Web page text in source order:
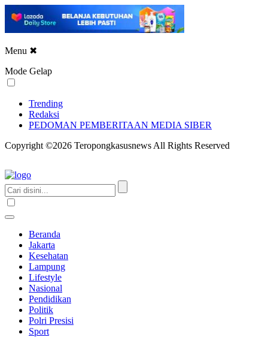
Menu ✖
Mode Gelap
Trending
Redaksi
PEDOMAN PEMBERITAAN MEDIA SIBER
Copyright ©2026 Teropongkasusnews All Rights Reserved
Beranda
Jakarta
Kesehatan
Lampung
Lifestyle
Nasional
Pendidikan
Politik
Polri Presisi
Sport